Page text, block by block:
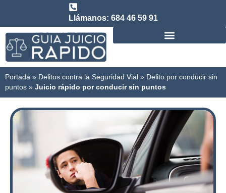
Llámanos: 684 46 59 91
Portada » Delitos contra la Seguridad Vial » Delito por conducir sin
puntos » Juicio rápido por conducir sin puntos